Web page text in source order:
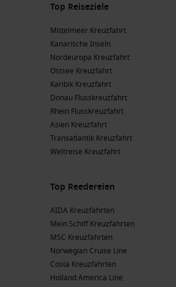
Top Reiseziele
Mittelmeer Kreuzfahrt
Kanarische Inseln
Nordeuropa Kreuzfahrt
Ostsee Kreuzfahrt
Karibik Kreuzfahrt
Donau Flusskreuzfahrt
Rhein Flusskreuzfahrt
Asien Kreuzfahrt
Transatlantik Kreuzfahrt
Weltreise Kreuzfahrt
Top Reedereien
AIDA Kreuzfahrten
Mein Schiff Kreuzfahrten
MSC Kreuzfahrten
Norwegian Cruise Line
Costa Kreuzfahrten
Holland America Line